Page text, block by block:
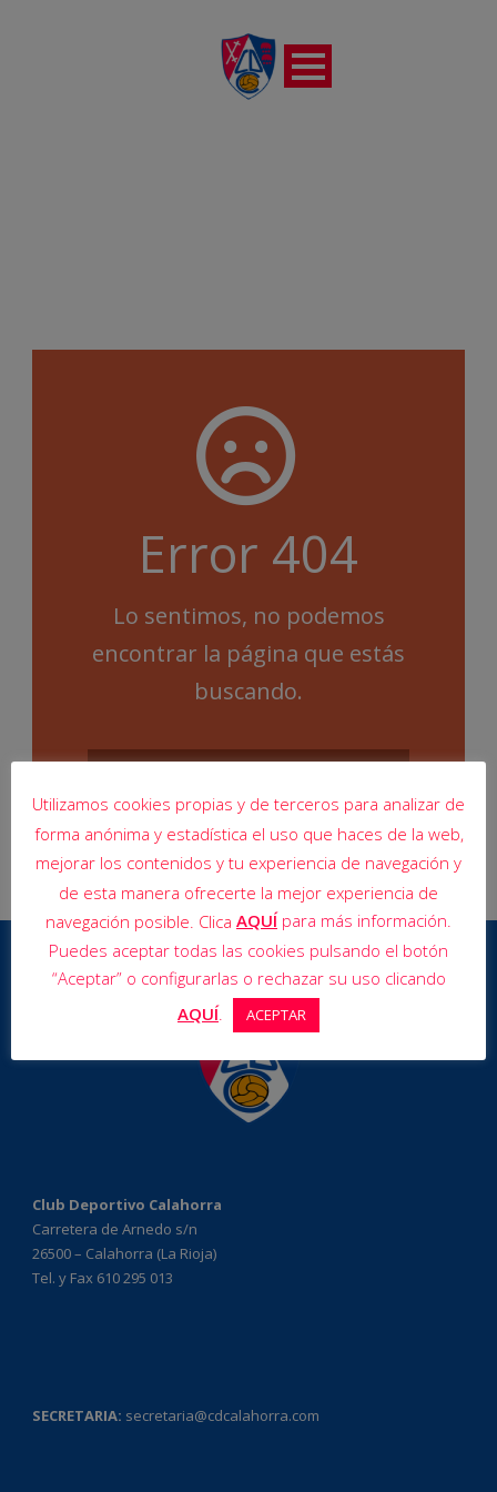
Error 404
Lo sentimos, no podemos
encontrar la página que estás
buscando.
Club Deportivo Calahorra
Carretera de Arnedo s/n
26500 – Calahorra (La Rioja)
Tel. y Fax 610 295 013
SECRETARIA: secretaria@cdcalahorra.com
Utilizamos cookies propias y de terceros para analizar de
forma anónima y estadística el uso que haces de la web,
mejorar los contenidos y tu experiencia de navegación y
de esta manera ofrecerte la mejor experiencia de
navegación posible. Clica AQUÍ para más información.
Puedes aceptar todas las cookies pulsando el botón
“Aceptar” o configurarlas o rechazar su uso clicando
AQUÍ. ACEPTAR